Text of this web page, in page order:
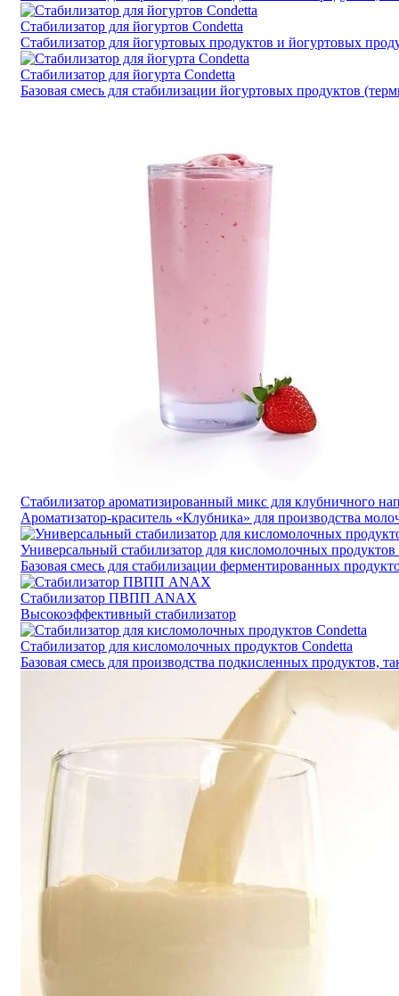
Стабилизатор для йогуртов Condetta
Стабилизатор для йогуртовых продуктов и йогуртовых
Стабилизатор для йогурта Condetta
Базовая смесь для стабилизации йогуртовых продуктов
Стабилизатор ароматизированный микс для клубничного
Ароматизатор-краситель «Клубника» для производства
Универсальный стабилизатор для кисломолочных продуктов
Базовая смесь для стабилизации ферментированных
Стабилизатор ПВПП ANAX
Высокоэффективный стабилизатор
Стабилизатор для кисломолочных продуктов Condetta
Базовая смесь для производства подкисленных продуктов,